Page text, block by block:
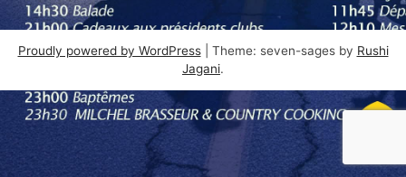
Proudly powered by WordPress Theme: seven-sages by Rushi
Jagani.